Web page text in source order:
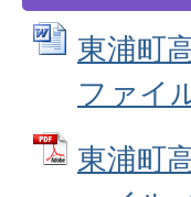
東浦町
ファイ
東浦町